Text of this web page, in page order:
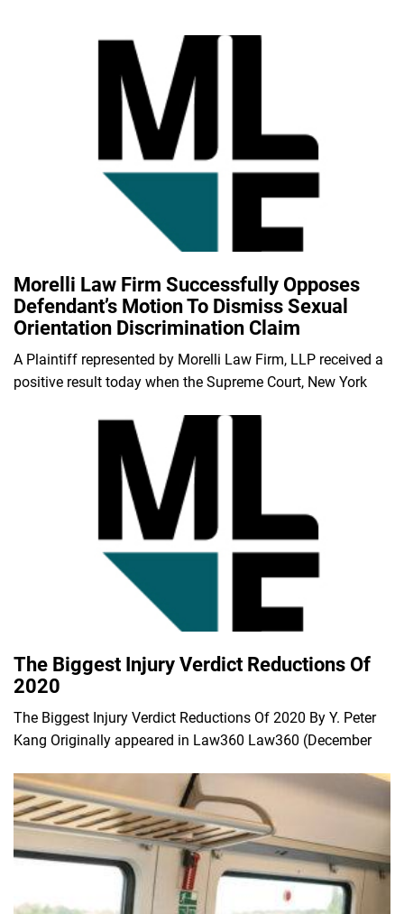
Morelli Law Firm Successfully Opposes
Defendant’s Motion To Dismiss Sexual
Orientation Discrimination Claim
A Plaintiff represented by Morelli Law Firm, LLP received a
positive result today when the Supreme Court, New York
The Biggest Injury Verdict Reductions Of
2020
The Biggest Injury Verdict Reductions Of 2020 By Y. Peter
Kang Originally appeared in Law360 Law360 (December